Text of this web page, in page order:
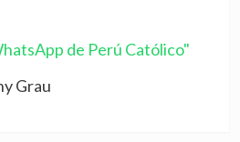
de Perú Católico"
Grau